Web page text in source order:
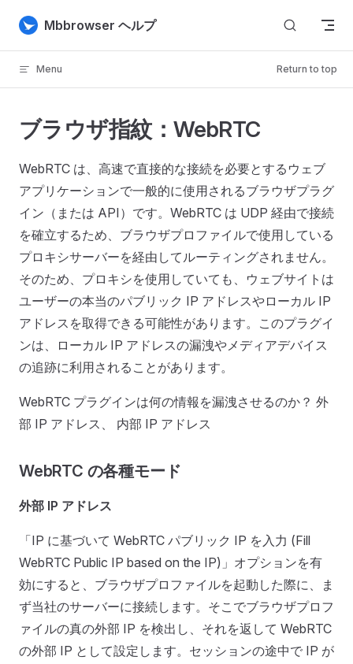
Skip to content
Mbbrowser ヘルプ
Menu Return to top
ブラウザ指紋：WebRTC
WebRTC は、高速で直接的な接続を必要とするウェブ
アプリケーションで一般的に使用されるブラウザプラグ
イン（または API）です。WebRTC は UDP 経由で接続
を確立するため、ブラウザプロファイルで使用している
プロキシサーバーを経由してルーティングされません。
そのため、プロキシを使用していても、ウェブサイトは
ユーザーの本当のパブリック IP アドレスやローカル IP
アドレスを取得できる可能性があります。このプラグイ
ンは、ローカル IP アドレスの漏洩やメディアデバイス
の追跡に利用されることがあります。
WebRTC プラグインは何の情報を漏洩させるのか？ 外
部 IP アドレス、 内部 IP アドレス
WebRTC の各種モード
外部 IP アドレス
「IP に基づいて WebRTC パブリック IP を入力 (Fill
WebRTC Public IP based on the IP)」オプションを有
効にすると、ブラウザプロファイルを起動した際に、ま
ず当社のサーバーに接続します。そこでブラウザプロフ
ァイルの真の外部 IP を検出し、それを返して WebRTC
の外部 IP として設定します。セッションの途中で IP が